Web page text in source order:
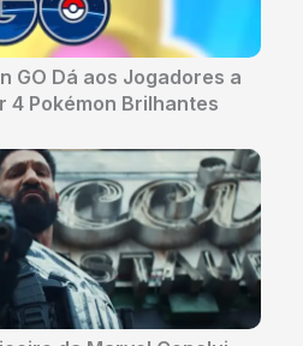
GO Dá aos Jogadores a
4 Pokémon Brilhantes